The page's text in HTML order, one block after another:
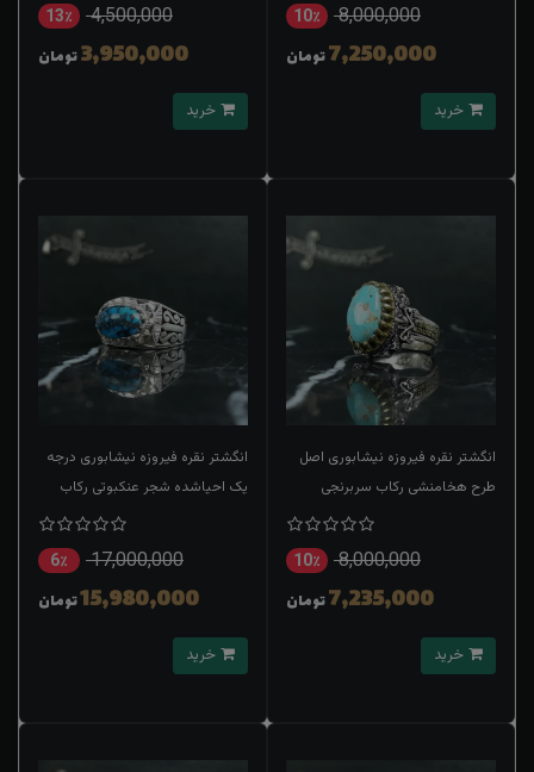
8,000,000 10٪
7,250,000تومان
4,500,000 13٪
3,950,000تومان
انگشتر نقره فیروزه نیشابوری اصل
طرح هخامنشی رکاب سربرنجی
8,000,000 10٪
7,235,000تومان
انگشتر نقره فیروزه نیشابوری درجه
یک احیاشده شجر عنکبوتی رکاب
17,000,000 6٪
15,980,000تومان